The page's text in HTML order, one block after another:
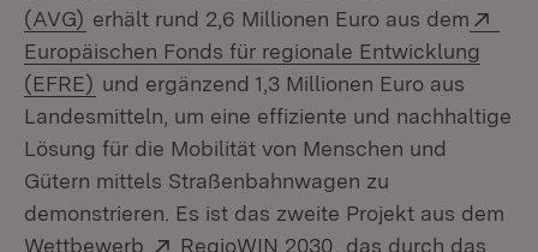
(AVG) (Öffnet in neuem Fenster)
erhält rund 2,6 Millionen Euro aus dem
Europäischen Fonds für regionale Entwicklung
(EFRE) (Öffnet in neuem Fenster)
und ergänzend 1,3 Millionen Euro aus
Landesmitteln, um eine effiziente und nachhaltige
Lösung für die Mobilität von Menschen und
Gütern mittels Straßenbahnwagen zu
demonstrieren. Es ist das zweite Projekt aus dem
Wettbewerb
Extern:
RegioWIN 2030 (Öffnet in neuem
, das durch das